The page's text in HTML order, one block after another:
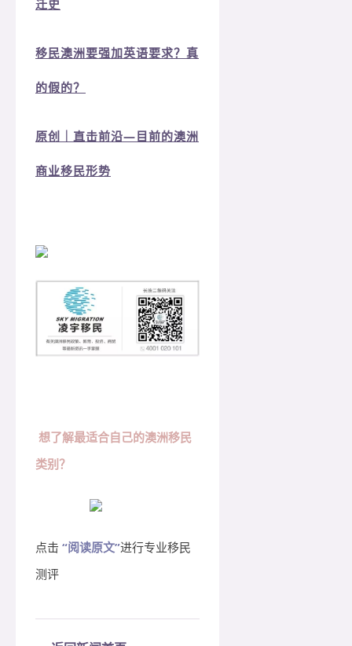
迁史
移民澳洲要强加英语要求？真
的假的？
原创｜直击前沿—目前的澳洲
商业移民形势
想了解最适合自己的澳洲移民
类别？
点击 “阅读原文”进行专业移民
测评